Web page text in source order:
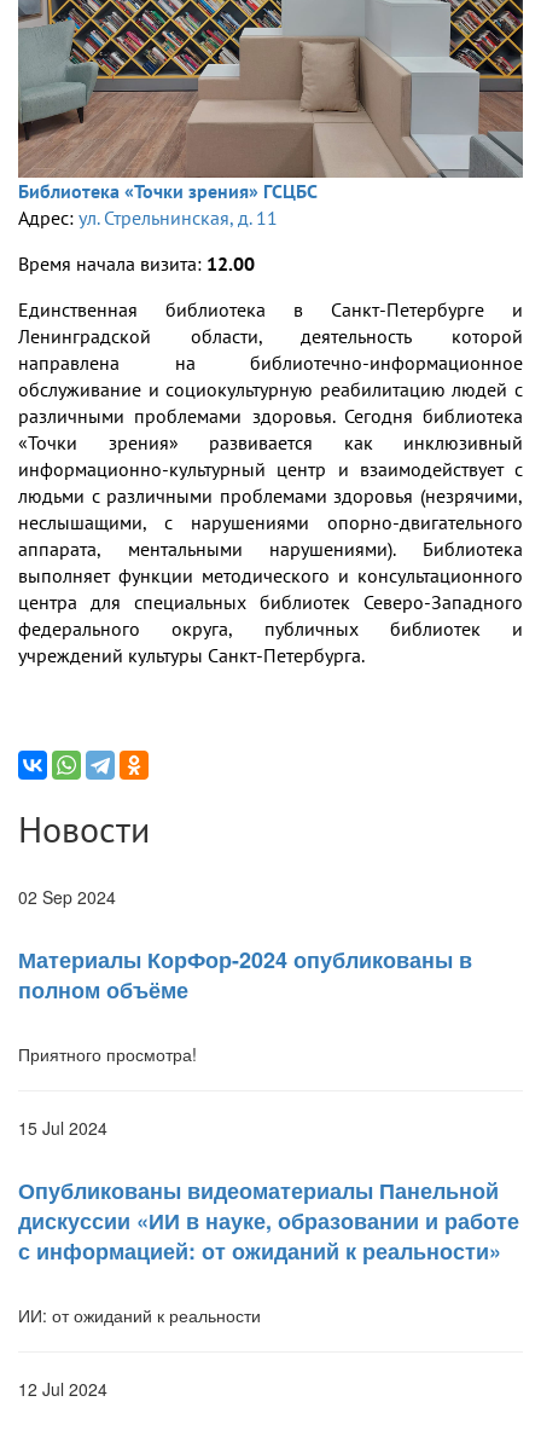
Библиотека «Точки зрения» ГСЦБС
Адрес: ул. Стрельнинская, д. 11
Время начала визита: 12.00
Единственная библиотека в Санкт-Петербурге и
Ленинградской области, деятельность которой
направлена на библиотечно-информационное
обслуживание и социокультурную реабилитацию людей с
различными проблемами здоровья. Сегодня библиотека
«Точки зрения» развивается как инклюзивный
информационно-культурный центр и взаимодействует с
людьми с различными проблемами здоровья (незрячими,
неслышащими, с нарушениями опорно-двигательного
аппарата, ментальными нарушениями). Библиотека
выполняет функции методического и консультационного
центра для специальных библиотек Северо-Западного
федерального округа, публичных библиотек и
учреждений культуры Санкт-Петербурга.
Новости
02 Sep 2024
Материалы КорФор-2024 опубликованы в
полном объёме
Приятного просмотра!
15 Jul 2024
Опубликованы видеоматериалы Панельной
дискуссии «ИИ в науке, образовании и работе
с информацией: от ожиданий к реальности»
ИИ: от ожиданий к реальности
12 Jul 2024